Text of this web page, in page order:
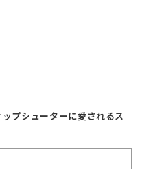
プシューターに愛されるス